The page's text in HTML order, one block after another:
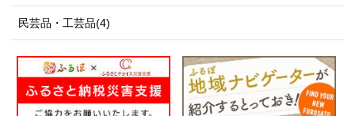
民芸品・工芸品(4)